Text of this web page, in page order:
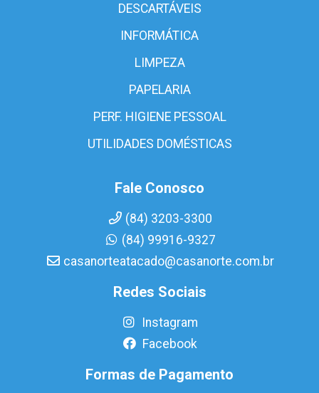
DESCARTÁVEIS
INFORMÁTICA
LIMPEZA
PAPELARIA
PERF. HIGIENE PESSOAL
UTILIDADES DOMÉSTICAS
Fale Conosco
(84) 3203-3300
(84) 99916-9327
casanorteatacado@casanorte.com.br
Redes Sociais
Instagram
Facebook
Formas de Pagamento